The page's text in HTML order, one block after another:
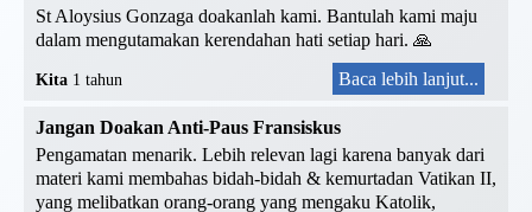
St Aloysius Gonzaga doakanlah kami. Bantulah kami maju
dalam mengutamakan kerendahan hati setiap hari. 🙏
Kita 1 tahun Baca lebih lanjut...
Jangan Doakan Anti-Paus Fransiskus
Pengamatan menarik. Lebih relevan lagi karena banyak dari
materi kami membahas bidah-bidah & kemurtadan Vatikan II,
yang melibatkan orang-orang yang mengaku Katolik,